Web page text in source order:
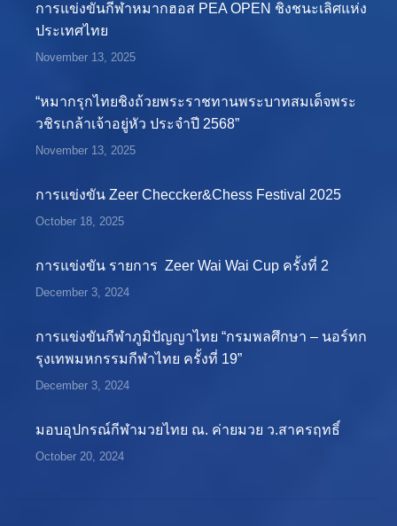
การแข่งขันกีฬาหมากฮอส PEA OPEN ชิงชนะเลิศแห่ง
ประเทศไทย
November 13, 2025
“หมากรุกไทยชิงถ้วยพระราชทานพระบาทสมเด็จพระ
วชิรเกล้าเจ้าอยู่หัว ประจำปี 2568”
November 13, 2025
การแข่งขัน Zeer Checcker&Chess Festival 2025
October 18, 2025
การแข่งขัน รายการ Zeer Wai Wai Cup ครั้งที่ 2
December 3, 2024
การแข่งขันกีฬาภูมิปัญญาไทย “กรมพลศึกษา – นอร์ทก
รุงเทพมหกรรมกีฬาไทย ครั้งที่ 19”
December 3, 2024
มอบอุปกรณ์กีฬามวยไทย ณ. ค่ายมวย ว.สาครฤทธิ์
October 20, 2024